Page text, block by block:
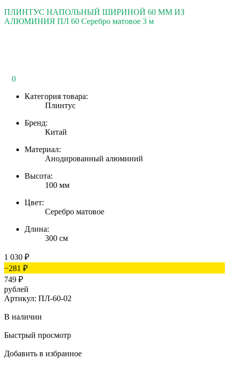
ПЛИНТУС НАПОЛЬНЫЙ ШИРИНОЙ 60 ММ ИЗ
АЛЮМИНИЯ ПЛ 60 Серебро матовое 3 м
0
Категория товара:
Плинтус
Бренд:
Китай
Материал:
Анодированный алюминий
Высота:
100 мм
Цвет:
Серебро матовое
Длина:
300 см
1 030 ₽
−281 ₽
749 ₽
рублей
Артикул: ПЛ-60-02
В наличии
Быстрый просмотр
Добавить в избранное